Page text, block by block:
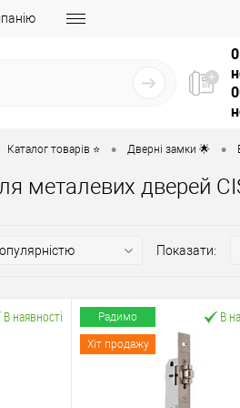
0
0
Каталог товарів ⭐ • Дверні замки 🌟 •
металевих дверей
Показати:
В наявності Радимо
Хіт продажу
В